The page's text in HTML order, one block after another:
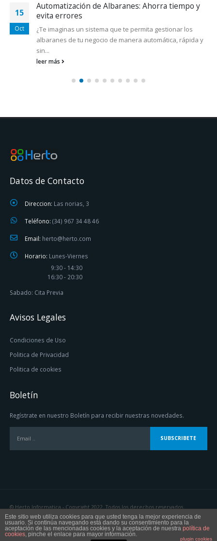
15
Oct
Automatización de Albaranes: Ahorra tiempo y
evita errores
¿Te imaginas un sistema que te permita gestionar los
albaranes de tu negocio de manera automática, rápida y
sin...
leer más
Datos de Contacto
Direccion: Las norias, 3
Teléfono: (34) 967 34 48 46
Email: herto@herto.com
Horario: Lunes-Viernes
9:30 - 14:30
16:30 - 20:30
Sabado: Cita Previa
Avisos Legales
Condiciones de Uso
Politica de Privacidad
Politica de cookies
Boletín
Regístrate en nuestro Boletín para recibir nuestras novedades.
© Herto Informatica - Copyright 2022. Todos los derechos reservados.
Este sitio web utiliza cookies para que usted tenga la mejor experiencia de
usuario. Si continúa navegando está dando su consentimiento para la
aceptación de las mencionadas cookies y la aceptación de nuestra política de
cookies, pinche el enlace para mayor información.
plugin cookies